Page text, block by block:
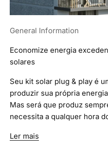
General Information
Economize energia
solares
Seu kit solar plug & play é
produzir sua própria
Mas será que produz
necessita a qualquer hora
Ler mais